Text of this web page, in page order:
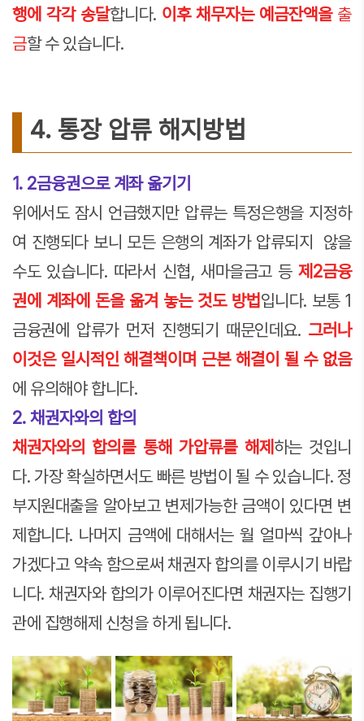
행에 각각 송달합니다. 이후 채무자는 예금잔액을출
금할 수 있습니다.
4. 통장 압류 해지방법
1. 2금융권으로 계좌 옮기기
위에서도 잠시 언급했지만 압류는 특정은행을 지정하
여 진행되다 보니 모든 은행의 계좌가 압류되지 않을
수도 있습니다. 따라서 신협, 새마을금고 등제2금융
권에 계좌에 돈을 옮겨 놓는 것도 방법입니다. 보통 1
금융권에 압류가 먼저 진행되기 때문인데요. 그러나
이것은 일시적인 해결책이며 근본 해결이 될 수 없음
에 유의해야 합니다.
2. 채권자와의 합의
채권자와의 합의를 통해 가압류를 해제 하는 것입니
다. 가장 확실하면서도 빠른 방법이 될 수 있습니다. 정
부지원대출을 알아보고 변제가능한 금액이 있다면 변
제합니다. 나머지 금액에 대해서는 월 얼마씩 갚아나
가겠다고 약속 함으로써 채권자 합의를 이루시기 바랍
니다. 채권자와 합의가 이루어진다면 채권자는 집행기
관에 집행해제 신청을 하게 됩니다.